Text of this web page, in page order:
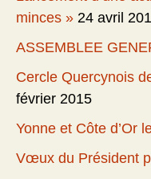
minces » 24 avril
ASSEMBLEE
Cercle Quercynois
février 2015
Yonne et Côte d’Or
Vœux du Président